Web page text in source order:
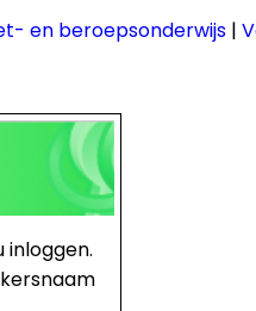
en beroepsonderwijs |
inloggen.